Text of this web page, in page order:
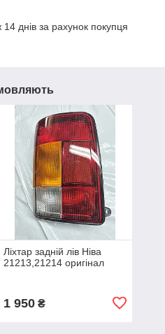
днів за рахунок покупця
Ліхтар задній лів Ніва
21213,21214 оригінал
1 950₴